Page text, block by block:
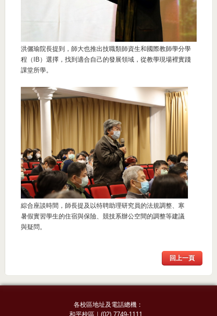
洪儷瑜院長提到，師大也推出技職類師資生和國際教師學分學
程（IB）選擇，找到適合自己的發展領域，從教學現場裡實踐
課堂所學。
綜合座談時間，師長提及以特聘助理研究員的法規調整、寒
暑假實習學生的住宿與保險、競技系辦公空間的調整等建議
與疑問。
回上一頁
各校區地址及電話總機：
和平校區 ｜(02) 7749-1111